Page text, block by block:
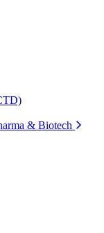
& Biotech